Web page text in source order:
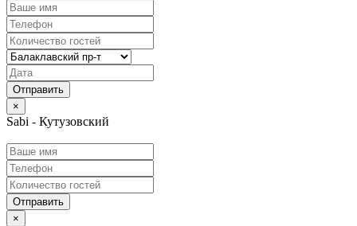
×
Sabi - Кутузовский
Отправить
×